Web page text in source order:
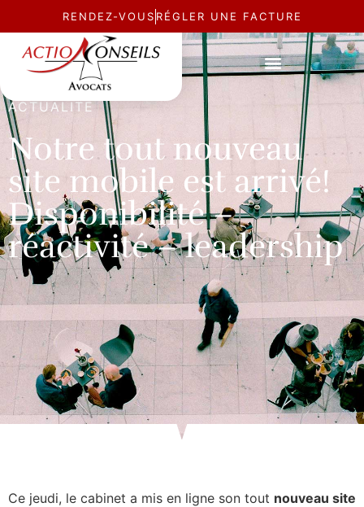
RENDEZ-VOUS RÉGLER UNE FACTURE
ACTUALITÉ
Notre tout nouveau
site mobile est arrivé!
Disponibilité –
réactivité – leadership
Ce jeudi, le cabinet a mis en ligne son tout nouveau site